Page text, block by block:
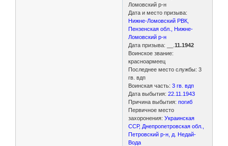
Ломовский р-н
Дата и место призыва:
Нижне-Ломовский РВК,
Пензенская обл., Нижне-
Ломовский р-н
Дата призыва: __.11.1942
Воинское звание:
красноармеец
Последнее место службы: 3
гв. вдп
Воинская часть:3 гв. вдп
Дата выбытия:22.11.1943
Причина выбытия: погиб
Первичное место
захоронения:Украинская
ССР, Днепропетровская обл.,
Петровский р-н, д. Недай-
Вода